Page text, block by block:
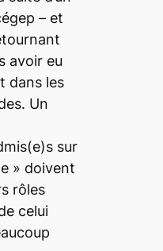
– et
avoir eu
dans les
Un
sur
» doivent
rôles
celui